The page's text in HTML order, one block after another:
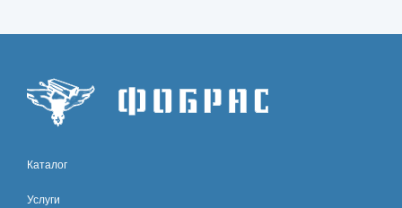
Каталог
Услуги